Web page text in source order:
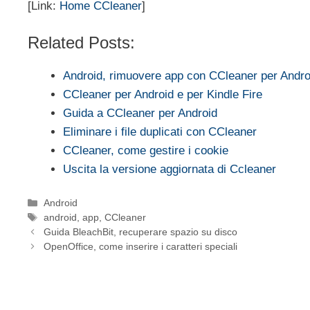
[Link: Home CCleaner]
Related Posts:
Android, rimuovere app con CCleaner per
CCleaner per Android e per Kindle Fire
Guida a CCleaner per Android
Eliminare i file duplicati con CCleaner
CCleaner, come gestire i cookie
Uscita la versione aggiornata di Ccleaner
Categorie
Android
Tag
android,app,CCleaner
Guida BleachBit, recuperare spazio su disco
OpenOffice, come inserire i caratteri speciali